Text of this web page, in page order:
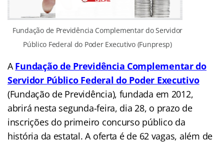
Fundação de Previdência Complementar do Servidor
Público Federal do Poder Executivo (Funpresp)
AFundação de Previdência Complementar do
Servidor Público Federal do Poder Executivo
(Fundação de Previdência), fundada em 2012,
abrirá nesta segunda-feira, dia 28, o prazo de
inscrições do primeiro concurso público da
história da estatal. A oferta é de 62 vagas, além de